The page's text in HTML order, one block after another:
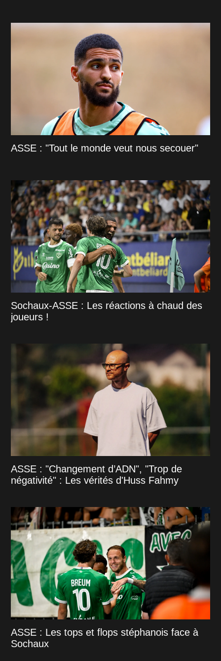
ASSE : "Tout le monde veut nous secouer"
Sochaux-ASSE : Les réactions à chaud des
joueurs !
ASSE : "Changement d’ADN", "Trop de
négativité" : Les vérités d'Huss Fahmy
ASSE : Les tops et flops stéphanois face à
Sochaux